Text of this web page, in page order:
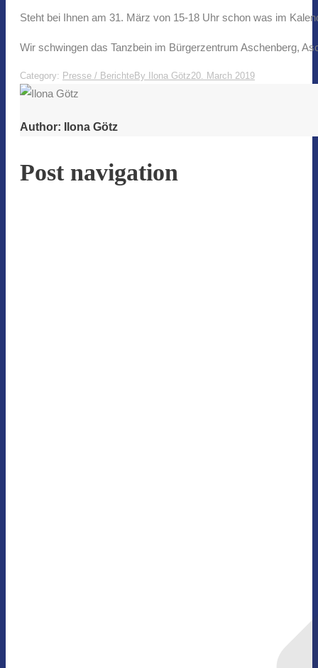
Steht bei Ihnen am 31. März von 15-18 Uhr schon was im
Wir schwingen das Tanzbein im Bürgerzentrum Aschenberg,
Category: Presse / BerichteBy Ilona Götz20. March 2019
Author: Ilona Götz
Post navigation